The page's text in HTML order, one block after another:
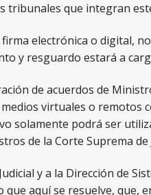
que integran
firma electrónica o digital,
y resguardo estará a
de acuerdos de
virtuales o remotos
solamente podrá ser
de la Corte Suprema
y a la Dirección de
aquí se resuelve, que,